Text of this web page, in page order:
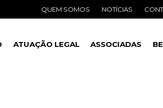
QUEM SOMOS NOTÍCIAS
ATUAÇÃO LEGAL ASSOCIADAS